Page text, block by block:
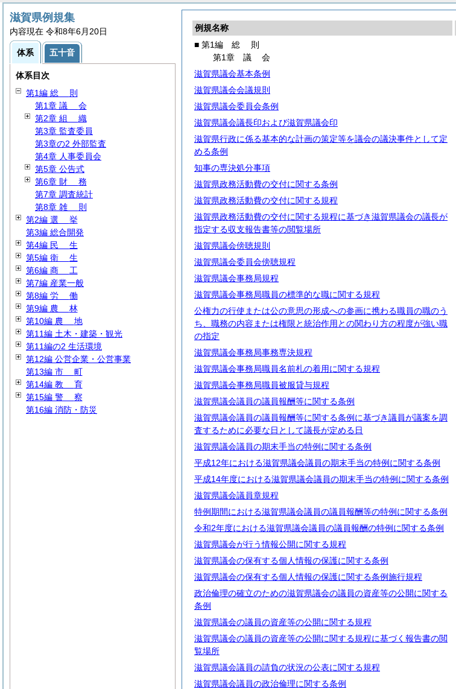
例規名称
■ 第1編 総 則
第1章 議会
滋賀県議会基本条例
滋賀県議会会議規則
滋賀県議会委員会条例
滋賀県議会議長印および滋賀県議会印
滋賀県行政に係る基本的な計画の策定等を議会の議決事件として定
める条例
知事の専決処分事項
滋賀県政務活動費の交付に関する条例
滋賀県政務活動費の交付に関する規程
滋賀県政務活動費の交付に関する規程に基づき滋賀県議会の議長が
指定する収支報告書等の閲覧場所
滋賀県議会傍聴規則
滋賀県議会委員会傍聴規程
滋賀県議会事務局規程
滋賀県議会事務局職員の標準的な職に関する規程
公権力の行使または公の意思の形成への参画に携わる職員の職のう
ち、職務の内容または権限と統治作用との関わり方の程度が強い職
の指定
滋賀県議会事務局事務専決規程
滋賀県議会事務局職員名前札の着用に関する規程
滋賀県議会事務局職員被服貸与規程
滋賀県議会議員の議員報酬等に関する条例
滋賀県議会議員の議員報酬等に関する条例に基づき議員が議案を調
査するために必要な日として議長が定める日
滋賀県議会議員の期末手当の特例に関する条例
平成12年における滋賀県議会議員の期末手当の特例に関する条例
平成14年度における滋賀県議会議員の期末手当の特例に関する条例
滋賀県議会議員章規程
特例期間における滋賀県議会議員の議員報酬等の特例に関する条例
令和2年度における滋賀県議会議員の議員報酬の特例に関する条例
滋賀県議会が行う情報公開に関する規程
滋賀県議会の保有する個人情報の保護に関する条例
滋賀県議会の保有する個人情報の保護に関する条例施行規程
政治倫理の確立のための滋賀県議会の議員の資産等の公開に関する
条例
滋賀県議会の議員の資産等の公開に関する規程
滋賀県議会の議員の資産等の公開に関する規程に基づく報告書の閲
覧場所
滋賀県議会議員の請負の状況の公表に関する規程
滋賀県議会議員の政治倫理に関する条例
滋賀県例規集
内容現在 令和8年6月20日
体系 五十音
体系目次
第1編 総 則
第1章 議 会
第2章 組 織
第3章 監査委員
第3章の2 外部監査
第4章 人事委員会
第5章 公告式
第6章 財 務
第7章 調査統計
第8章 雑 則
第2編 選 挙
第3編 総合開発
第4編 民 生
第5編 衛 生
第6編 商 工
第7編 産業一般
第8編 労 働
第9編 農 林
第10編 農 地
第11編 土木・建築・観光
第11編の2 生活環境
第12編 公営企業・公営事業
第13編 市 町
第14編 教 育
第15編 警 察
第16編 消防・防災